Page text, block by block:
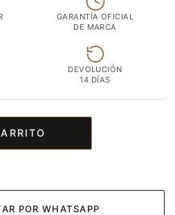
GARANTÍA OFICIAL
DE MARCA
DEVOLUCIÓN
14 DÍAS
POR WHATSAPP